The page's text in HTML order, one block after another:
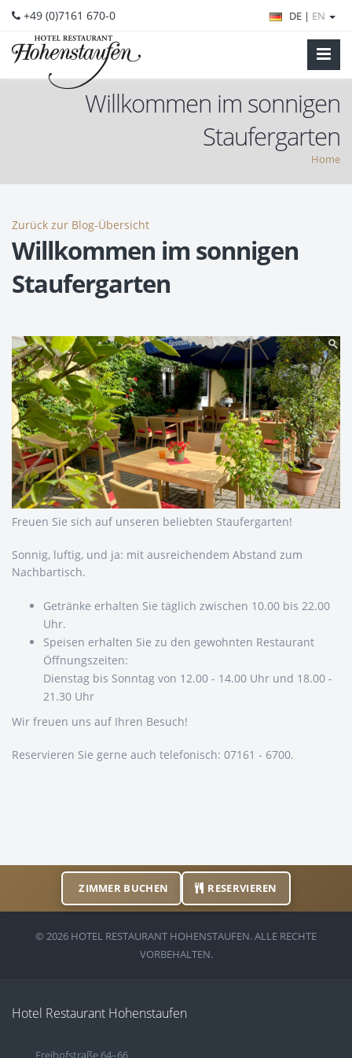
+49 (0)7161 670-0 DE | EN
Willkommen im sonnigen
Staufergarten
Home
Zurück zur Blog-Übersicht
Willkommen im sonnigen
Staufergarten
Freuen Sie sich auf unseren beliebten Staufergarten!
Sonnig, luftig, und ja: mit ausreichendem Abstand zum
Nachbartisch.
Getränke erhalten Sie täglich zwischen 10.00 bis 22.00
Uhr.
Speisen erhalten Sie zu den gewohnten Restaurant
Öffnungszeiten:
Dienstag bis Sonntag von 12.00 - 14.00 Uhr und 18.00 -
21.30 Uhr
Wir freuen uns auf Ihren Besuch!
Reservieren Sie gerne auch telefonisch: 07161 - 6700.
ZIMMER BUCHEN RESERVIEREN
© 2026 HOTEL RESTAURANT HOHENSTAUFEN. ALLE RECHTE
VORBEHALTEN.
Hotel Restaurant Hohenstaufen
Freihofstraße 64–66